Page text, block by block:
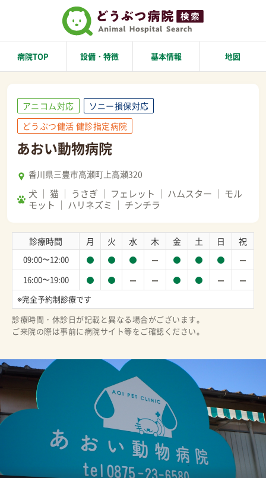
病院TOP 設備・特徴 基本情報 地図
アニコム対応
ソニー損保対応
どうぶつ健活 健診指定病院
あおい動物病院
香川県三豊市高瀬町上高瀬320
犬 猫 うさぎ フェレット ハムスター
モル
モット
ハリネズミ チンチラ
診療時間 月 火 水 木 金 土 日 祝
09:00〜12:00
16:00〜19:00
※完全予約制診療です
診療時間・休診日が記載と異なる場合がございます。
ご来院の際は事前に病院サイト等をご確認ください。